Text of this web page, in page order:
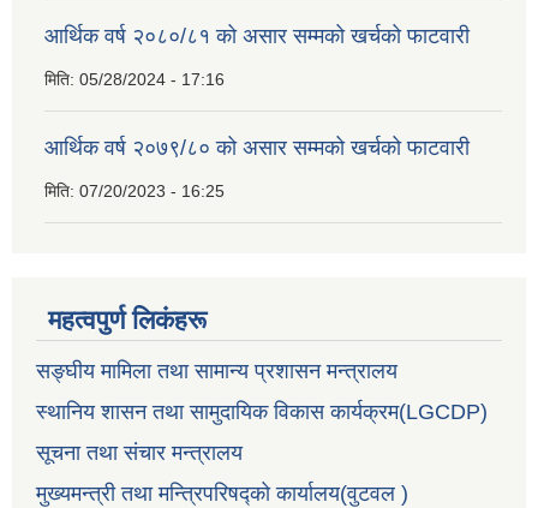
आर्थिक वर्ष २०८०/८१ को असार सम्मको खर्चको फाटवारी
मिति: 05/28/2024 - 17:16
आर्थिक वर्ष २०७९/८० को असार सम्मको खर्चको फाटवारी
मिति: 07/20/2023 - 16:25
महत्वपुर्ण लिकंहरू
सङ्घीय मामिला तथा सामान्य प्रशासन मन्त्रालय
स्थानिय शासन तथा सामुदायिक विकास कार्यक्रम(LGCDP)
सूचना तथा संचार मन्त्रालय
मुख्यमन्त्री तथा मन्त्रिपरिषद्को कार्यालय(वुटवल )